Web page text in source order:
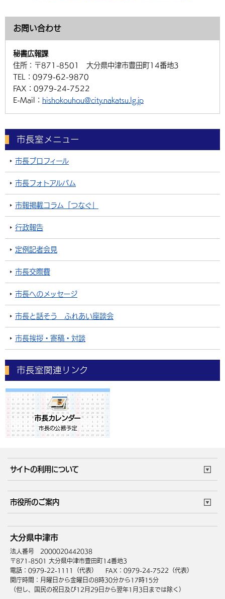
お問い合わせ
秘書広報課
住所： 〒871-8501 大分県中津市豊田町14番地3
TEL： 0979-62-9870
FAX： 0979-24-7522
E-Mail： hishokouhou@city.nakatsu.lg.jp
市長室メニュー
市長プロフィール
市長フォトアルバム
市報掲載コラム「つなぐ」
行政報告
定例記者会見
市長交際費
市長へのメッセージ
市長と話そう ふれあい座談会
市長挨拶・寄稿・対談
市長室関連リンク
サイトの利用について
サイトマップ
市役所のご案内
庁舎地図 組織案内
中津市へのアクセス
大分県中津市
法人番号 2000020442038
〒871-8501 大分県中津市豊田町14番地3
電話：0979-22-1111（代表）
FAX：0979-24-7522（代表）
開庁時間：月曜日から金曜日の8時30分から17時15分
（但し、国民の祝日及び12月29日から翌年1月3日までは除く）